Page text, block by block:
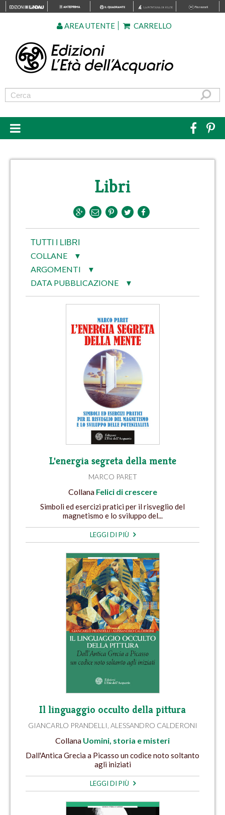
AREA UTENTE CARRELLO
Libri
TUTTI I LIBRI
COLLANE ▼
ARGOMENTI ▼
DATA PUBBLICAZIONE ▼
L'energia segreta della mente
MARCO PARET
Collana Felici di crescere
Simboli ed esercizi pratici per il risveglio del
magnetismo e lo sviluppo del...
LEGGI DI PIÙ
Il linguaggio occulto della pittura
GIANCARLO PRANDELLI ALESSANDRO CALDERONI
Collana Uomini, storia e misteri
Dall'Antica Grecia a Picasso un codice noto soltanto
agli iniziati
LEGGI DI PIÙ